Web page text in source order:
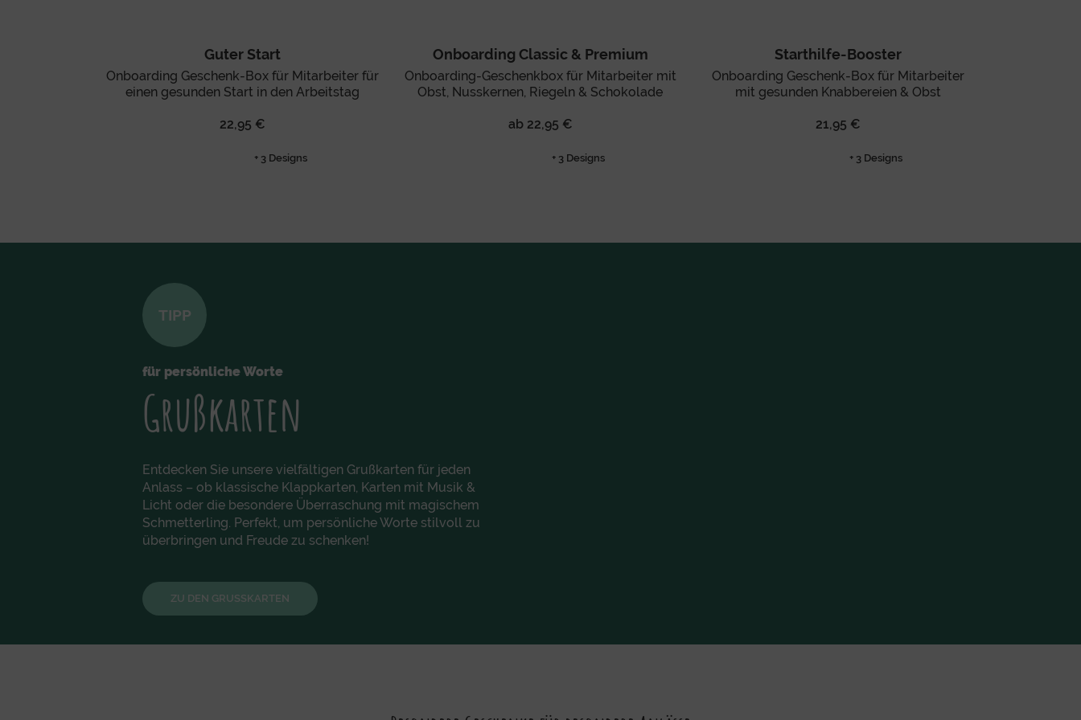
Guter Start
Onboarding Geschenk-Box für Mitarbeiter für
einen gesunden Start in den Arbeitstag
22,95 €
+ 3 Designs
Onboarding Classic & Premium
Onboarding-Geschenkbox für Mitarbeiter mit
Obst, Nusskernen, Riegeln & Schokolade
ab 22,95 €
+ 3 Designs
Starthilfe-Booster
Onboarding Geschenk-Box für Mitarbeiter
mit gesunden Knabbereien & Obst
21,95 €
+ 3 Designs
TIPP
für persönliche Worte
Grußkarten
Entdecken Sie unsere vielfältigen Grußkarten für jeden
Anlass – ob klassische Klappkarten, Karten mit Musik &
Licht oder die besondere Überraschung mit magischem
Schmetterling. Perfekt, um persönliche Worte stilvoll zu
überbringen und Freude zu schenken!
ZU DEN GRUSSKARTEN